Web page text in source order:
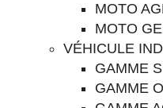
MOTO
MOTO
VÉHICULE
GAMME
GAMME